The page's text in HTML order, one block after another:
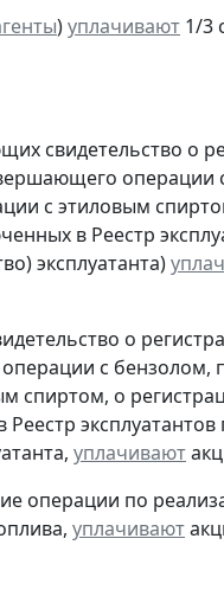
)уплачивают 1/3
свидетельство о
операции
с этиловым
в Реестр
эксплуатанта)
о
с бензолом,
спиртом, о
Реестр
уплачивают
операции по
уплачивают